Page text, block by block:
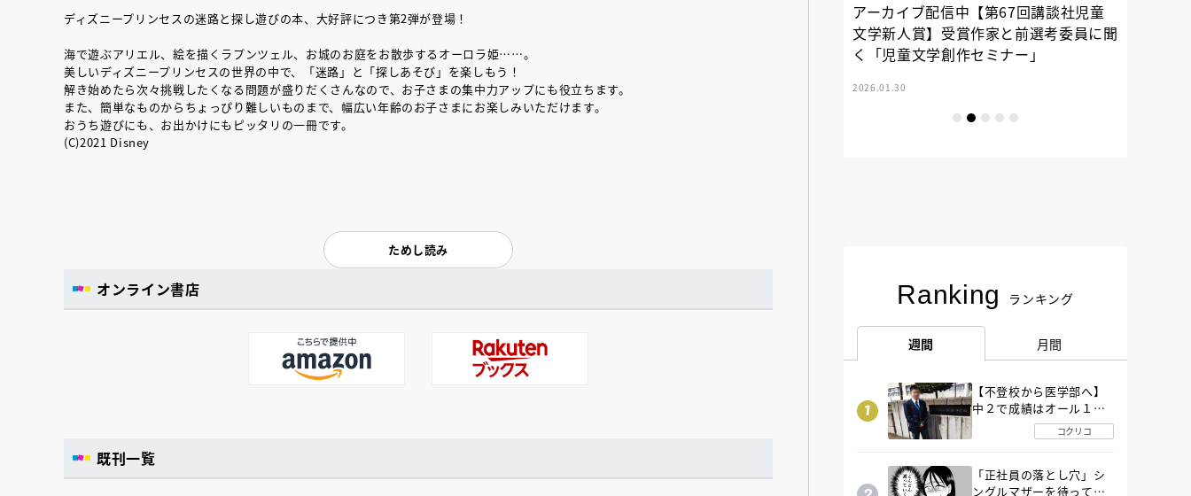
ディズニープリンセスの迷路と探し遊びの本、大好評につき第2弾が登場！
海で遊ぶアリエル、絵を描くラプンツェル、お城のお庭をお散歩するオーロラ姫……。
美しいディズニープリンセスの世界の中で、「迷路」と「探しあそび」を楽しもう！
解き始めたら次々挑戦したくなる問題が盛りだくさんなので、お子さまの集中力アップにも役立ちます。
また、簡単なものからちょっぴり難しいものまで、幅広い年齢のお子さまにお楽しみいただけます。
おうち遊びにも、お出かけにもピッタリの一冊です。
(C)2021 Disney
ためし読み
オンライン書店
既刊一覧
『NO.６再会』（あさのあつこ）特設サ
2025.02.17 2026.03.31
アーカイブ配信中【第67回講談社児童
文学新人賞】受賞作家と前選考委員に聞
く「児童文学創作セミナー」
2026.01.30
Ranking ランキング
週間 月間
【不登校から医学部へ】
中２で成績はオール１
「昼夜逆転」したわが子
を”夜遊び”に連れ出した
コクリコ
「正社員の落とし穴」シ
ングルマザーを待ってい